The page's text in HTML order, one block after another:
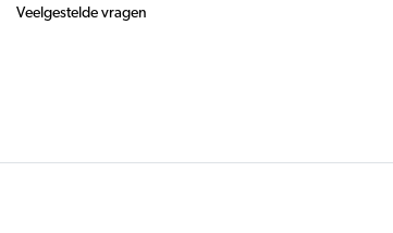
Veelgestelde vragen